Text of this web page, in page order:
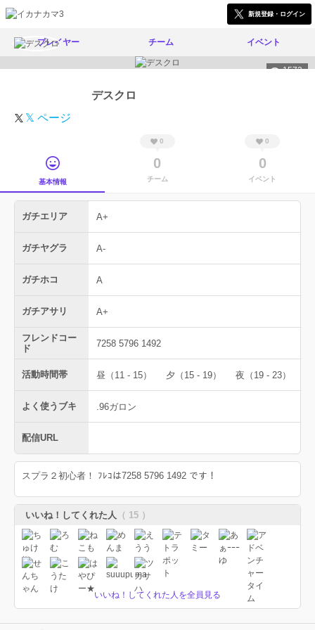
新規登録・ログイン
プレイヤー チーム イベント
1572
デスクロ
𝕏 ページ
基本情報
0
0
チーム
0
0
イベント
ガチエリア A+
ガチヤグラ A-
ガチホコ A
ガチアサリ A+
フレンドコー
ド
7258 5796 1492
活動時間帯 昼（11 - 15） 夕（15 - 19） 夜（19 - 23）
よく使うブキ .96ガロン
配信URL
スプラ２初心者！ ﾌﾚｺは7258 5796 1492 です！
いいね！してくれた人 （ 15 ）
いいね！してくれた人を全員見る